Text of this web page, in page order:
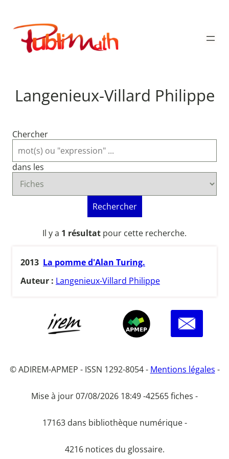
contenu
Publimath
Langenieux-Villard Philippe
Chercher
dans les
Rechercher
Il y a 1 résultat pour cette recherche.
2013 La pomme d'Alan Turing.
Auteur : Langenieux-Villard Philippe
© ADIREM-APMEP - ISSN 1292-8054 - Mentions légales -
Mise à jour 07/08/2026 18:49 -42565 fiches -
17163 dans bibliothèque numérique -
4216 notices du glossaire.